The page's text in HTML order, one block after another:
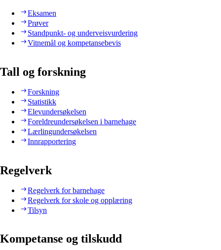
Eksamen
Prøver
Standpunkt- og underveisvurdering
Vitnemål og kompetansebevis
Tall og forskning
Forskning
Statistikk
Elevundersøkelsen
Foreldreundersøkelsen i barnehage
Lærlingundersøkelsen
Innrapportering
Regelverk
Regelverk for barnehage
Regelverk for skole og opplæring
Tilsyn
Kompetanse og tilskudd